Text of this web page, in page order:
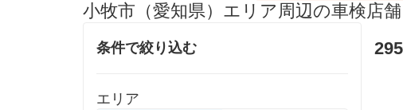
小牧市（愛知県）エリア周辺の車検店舗
条件で絞り込む
エリア